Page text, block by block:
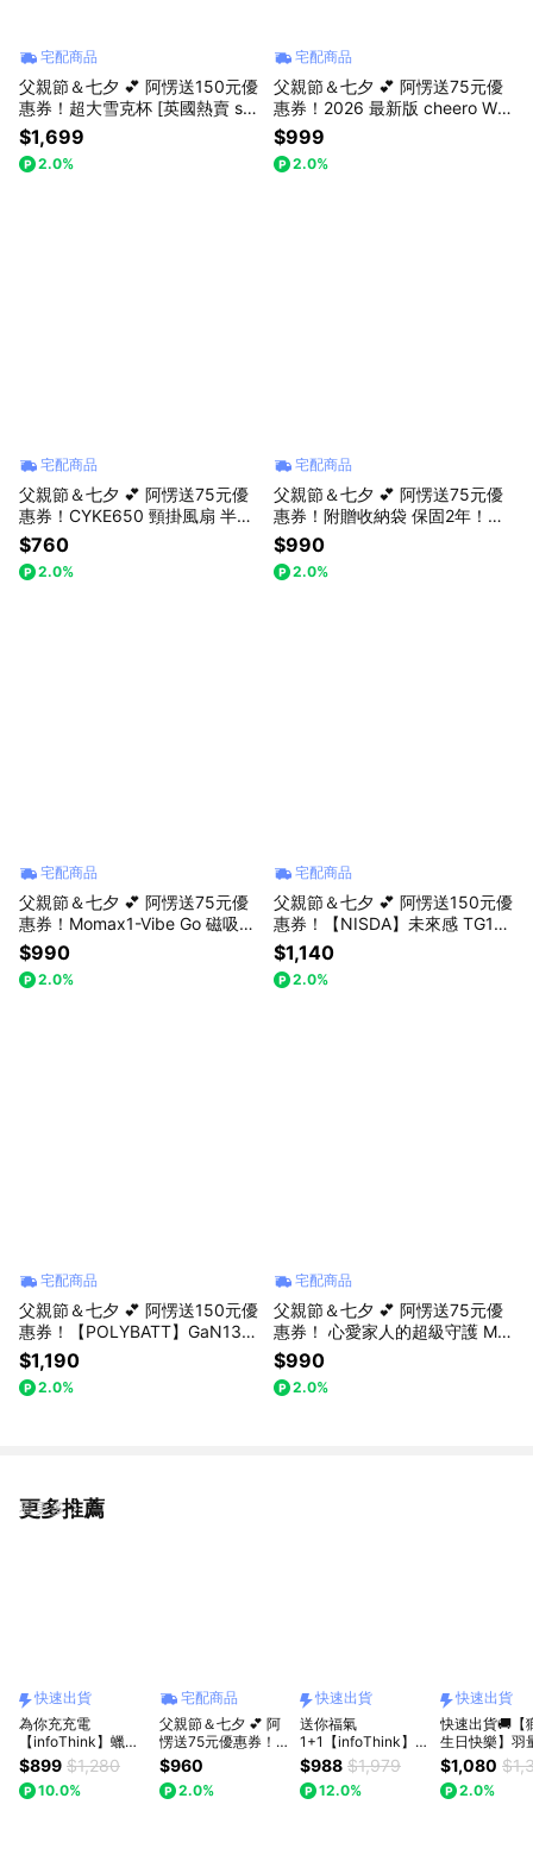
宅配商品
父親節＆七夕 💕 阿愣送150元優
惠券！超大雪克杯 [英國熱賣 sh
akesphere] Mixer Jug 1.3L 雪
克搖瑤壺 健身水壺 蛋白粉搖搖
杯 奶昔攪拌
$1,699
2.0%
宅配商品
父親節＆七夕 💕 阿愣送75元優
惠券！2026 最新版 cheero Wir
eless Open Earphones Smart P
ro 耳夾式耳機 附贈收納袋
$999
2.0%
宅配商品
父親節＆七夕 💕 阿愣送75元優
惠券！CYKE650 頸掛風扇 半導
體製冷風扇 折疊/手持 戶外便攜
電風扇 懶人風扇 掛脖風扇 桌面
風扇 冰敷風扇
$760
2.0%
宅配商品
父親節＆七夕 💕 阿愣送75元優
惠券！附贈收納袋 保固2年！有
CCC 認證與標示Wh 可以上飛機
Choetech 30W PD快充自帶雙
線3C行動電源
$990
2.0%
宅配商品
父親節＆七夕 💕 阿愣送75元優
惠券！Momax1-Vibe Go 磁吸外
掛音箱 藍牙喇叭 | IK07抗震、IP
X6防水戶外露營,騎車,登山,可串
聯2個喇叭
$990
2.0%
宅配商品
父親節＆七夕 💕 阿愣送150元優
惠券！【NISDA】未來感 TG11
真無線ENC智能降噪藍芽耳機
$1,140
2.0%
宅配商品
父親節＆七夕 💕 阿愣送150元優
惠券！【POLYBATT】GaN13-1
00W快充型-氮化鎵旅行充電器-
白色 黑色 (附100w快充線)公司
貨
$1,190
2.0%
宅配商品
父親節＆七夕 💕 阿愣送75元優
惠券！ 心愛家人的超級守護 Mo
max PinBuzz 防盜個人警報 Fin
d my全球定位器-Apple 手機專
用
$990
2.0%
更多推薦
看更多
快速出貨
為你充充電
【infoThink】蠟筆
小新磁吸充電座-溫
泉造型(還能當手機
支架)快速出貨
$899 $1,280
10.0%
宅配商品
父親節＆七夕 💕 阿
愣送75元優惠券！
iWALK TWINS 雙頭
直插式行動電源｜附
保護套 20W快充
$960
2.0%
快速出貨
送你福氣
1+1【infoThink】福
神系列口袋電源+公
仔造型手機頸掛繩
任選(快速出貨)
$988 $1,979
12.0%
快速出貨
快速出貨🚚【
生日快樂】羽
0.69cm固態
吸5000mAh
源RB69
$1,080
2.0%